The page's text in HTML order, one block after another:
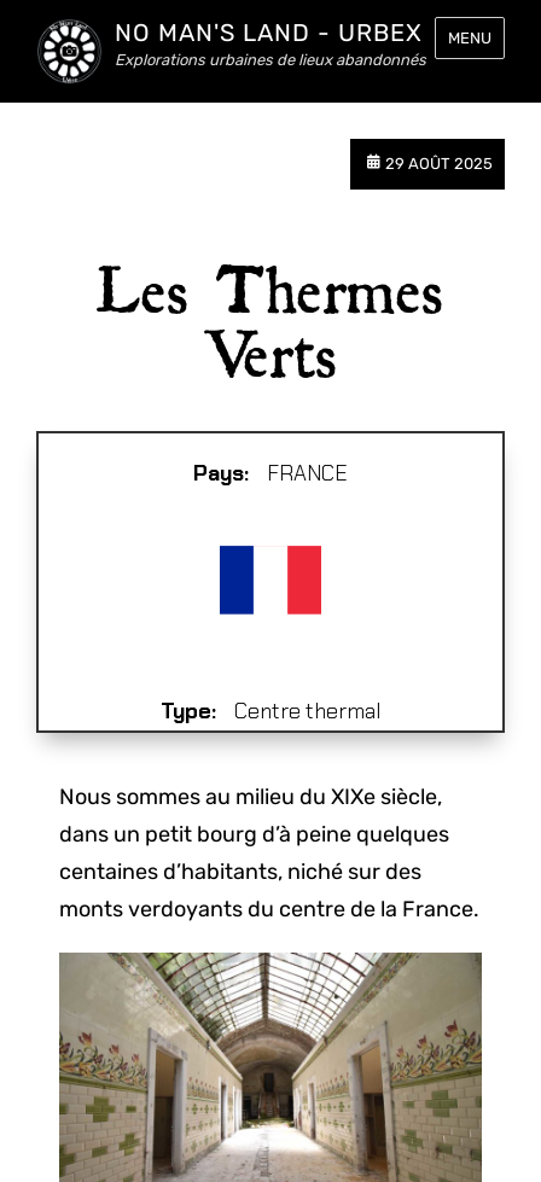
NO MAN'S LAND - URBEX
Explorations urbaines de lieux abandonnés
MENU
29 AOÛT 2025
Les Thermes
Verts
Pays: FRANCE
Type: Centre thermal
Nous sommes au milieu du XIXe siècle,
dans un petit bourg d’à peine quelques
centaines d’habitants, niché sur des
monts verdoyants du centre de la France.